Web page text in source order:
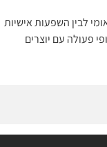
לבין השפעות אישיות
פעולה עם יוצרים